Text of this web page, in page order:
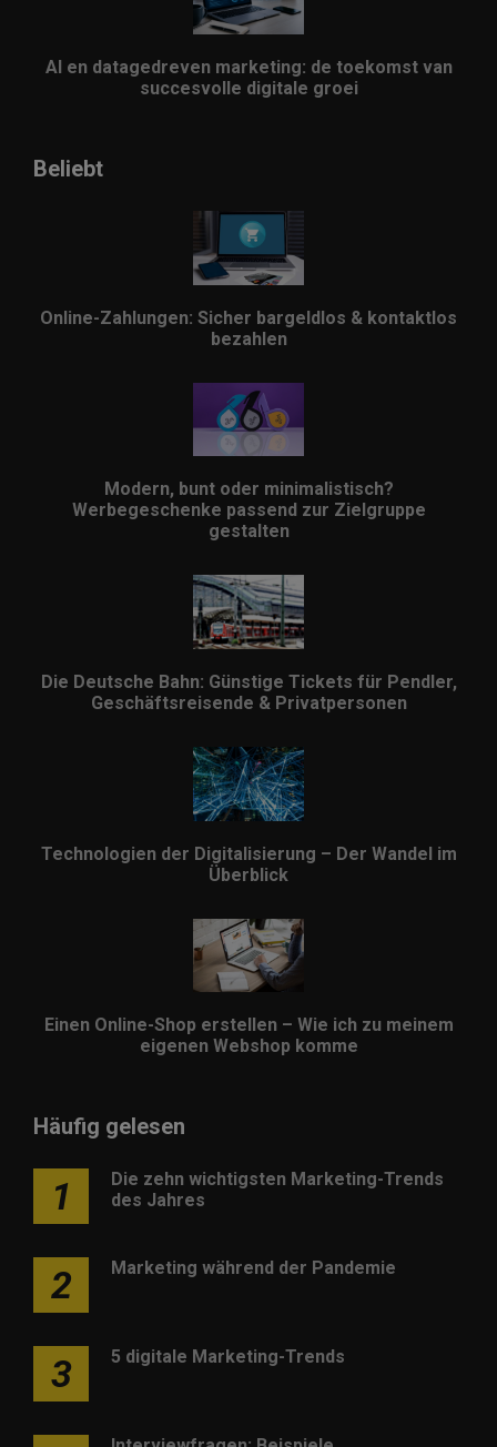
AI en datagedreven marketing: de toekomst van
succesvolle digitale groei
Beliebt
Online-Zahlungen: Sicher bargeldlos & kontaktlos
bezahlen
Modern, bunt oder minimalistisch?
Werbegeschenke passend zur Zielgruppe
gestalten
Die Deutsche Bahn: Günstige Tickets für Pendler,
Geschäftsreisende & Privatpersonen
Technologien der Digitalisierung – Der Wandel im
Überblick
Einen Online-Shop erstellen – Wie ich zu meinem
eigenen Webshop komme
Häufig gelesen
1
Die zehn wichtigsten Marketing-Trends
des Jahres
2 Marketing während der Pandemie
3 5 digitale Marketing-Trends